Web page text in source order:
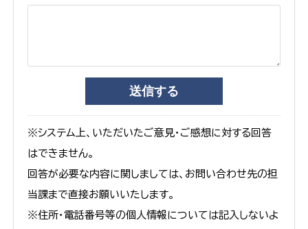
※システム上、いただいたご意見・ご感想に対する回答
はできません。
回答が必要な内容に関しましては、お問い合わせ先の担
当課まで直接お願いいたします。
※住所・電話番号等の個人情報については記入しないよ